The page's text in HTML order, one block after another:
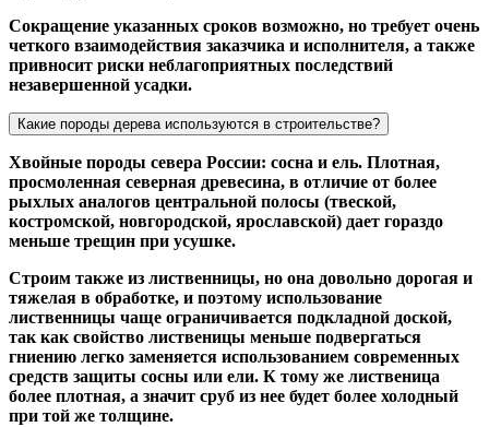
Сокращение указанных сроков возможно, но требует очень
четкого взаимодействия заказчика и исполнителя, а также
привносит риски неблагоприятных последствий
незавершенной усадки.
Какие породы дерева используются в строительстве?
Хвойные породы севера России: сосна и ель. Плотная,
просмоленная северная древесина, в отличие от более
рыхлых аналогов центральной полосы (твеской,
костромской, новгородской, ярославской) дает гораздо
меньше трещин при усушке.
Строим также из лиственницы, но она довольно дорогая и
тяжелая в обработке, и поэтому использование
лиственницы чаще ограничивается подкладной доской,
так как свойство лиственицы меньше подвергаться
гниению легко заменяется использованием современных
средств защиты сосны или ели. К тому же лиственица
более плотная, а значит сруб из нее будет более холодный
при той же толщине.